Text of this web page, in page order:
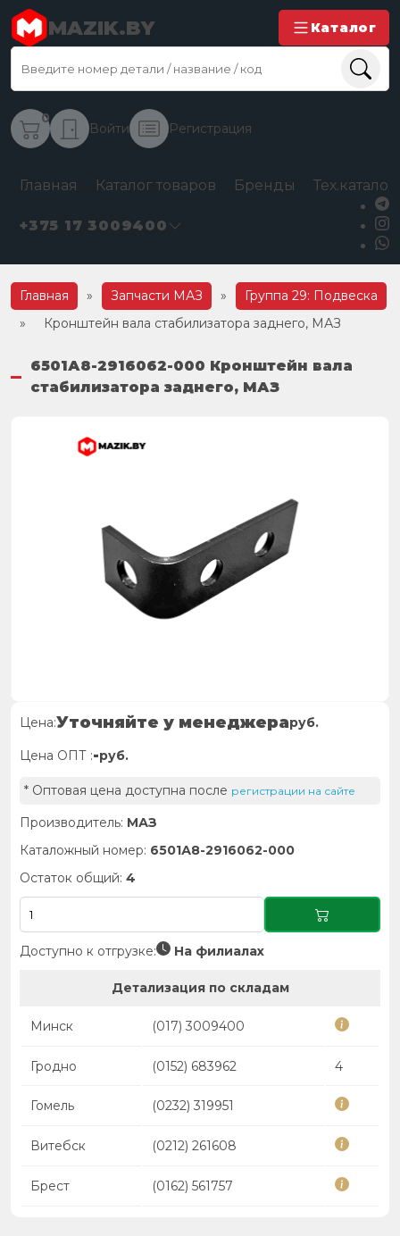
MAZIK.BY Каталог
0
Войти Регистрация
Главная Каталог товаров Бренды
+375 17 3009400
Главная » Запчасти МАЗ »
Группа 29: Подвеска
»
Кронштейн вала стабилизатора заднего, МАЗ
6501А8-2916062-000 Кронштейн вала
стабилизатора заднего, МАЗ
Цена:Уточняйте у менеджераруб.
Цена ОПТ :-руб.
* Оптовая цена доступна после регистрации на сайте
Производитель: МАЗ
Каталожный номер: 6501А8-2916062-000
Остаток общий: 4
Доступно к отгрузке: На филиалах
Детализация по складам
Минск (017) 3009400
Гродно (0152) 683962 4
Гомель (0232) 319951
Витебск (0212) 261608
Брест (0162) 561757